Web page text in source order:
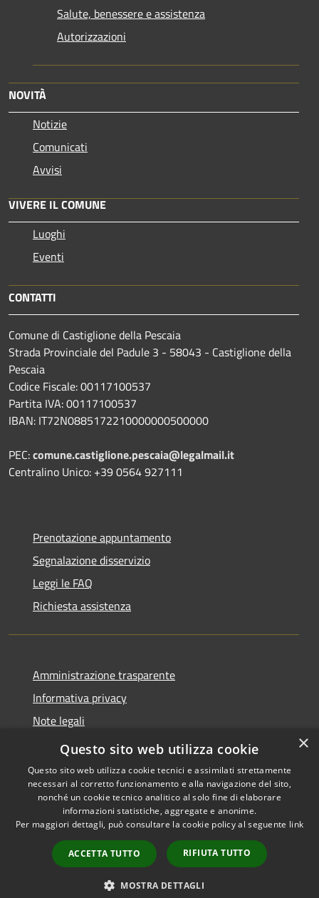
Salute, benessere e assistenza
Autorizzazioni
NOVITÀ
Notizie
Comunicati
Avvisi
VIVERE IL COMUNE
Luoghi
Eventi
CONTATTI
Comune di Castiglione della Pescaia
Strada Provinciale del Padule 3 - 58043 - Castiglione della
Pescaia
Codice Fiscale: 00117100537
Partita IVA: 00117100537
IBAN: IT72N0885172210000000500000
PEC:comune.castiglione.pescaia@legalmail.it
Centralino Unico: +39 0564 927111
Prenotazione appuntamento
Segnalazione disservizio
Leggi le FAQ
Richiesta assistenza
Amministrazione trasparente
Informativa privacy
Note legali
Dichiarazione di accessibilità
Accessibilità
Copyright © 2026 • Comune di
Castiglione della Pescaia •
Powered byMunicipium
Accesso redazione
×
Questo sito web utilizza cookie
Questo sito web utilizza cookie tecnici e assimilati strettamente
necessari al corretto funzionamento e alla navigazione del sito,
nonché un cookie tecnico analitico al solo fine di elaborare
informazioni statistiche, aggregate e anonime.
Per maggiori dettagli, può consultare la cookie policy al seguente link
ACCETTA TUTTO RIFIUTA TUTTO
MOSTRA DETTAGLI